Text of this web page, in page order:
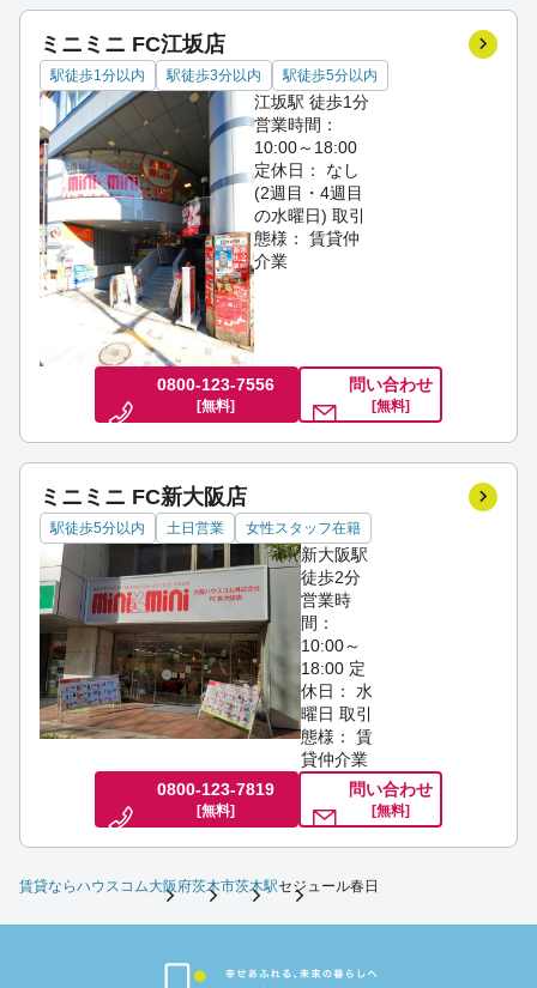
ミニミニ FC江坂店
駅徒歩1分以内 駅徒歩3分以内 駅徒歩5分以内
江坂駅 徒歩1分
営業時間：
10:00～18:00
定休日： なし
(2週目・4週目
の水曜日)取引
態様： 賃貸仲
介業
0800-123-7556
[無料]
問い合わせ
[無料]
ミニミニ FC新大阪店
駅徒歩5分以内 土日営業 女性スタッフ在籍
新大阪駅
徒歩2分
営業時
間：
10:00～
18:00 定
休日： 水
曜日 取引
態様： 賃
貸仲介業
0800-123-7819
[無料]
問い合わせ
[無料]
賃貸ならハウスコム大阪府茨木市茨木駅セジュール春日